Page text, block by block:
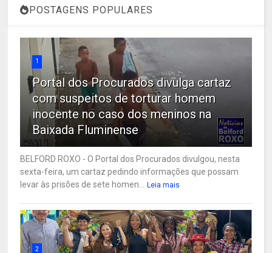
POSTAGENS POPULARES
1
Portal dos Procurados divulga cartaz
com suspeitos de torturar homem
inocente no caso dos meninos na
Baixada Fluminense
BELFORD ROXO - O Portal dos Procurados divulgou, nesta
sexta-feira, um cartaz pedindo informações que possam
levar às prisões de sete homen...
Leia mais
2